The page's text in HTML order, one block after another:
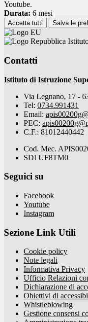
Youtube.
Durata: 6 mesi
Accetta tutti Salva le
Contatti
Istituto di Istruzione
Via Legnano, 17 -
Tel: 0734.991431
Email:
PEC:
C.F.: 81012440442
Cod. Mec.
SDI UF8TM0
Seguici su
Facebook
Youtube
Instagram
Sezione Link Utili
Cookie policy
Note legali
Informativa Privacy
Ufficio Relazioni
Dichiarazione di
Obiettivi di
Whistleblowing
Gestione consensi